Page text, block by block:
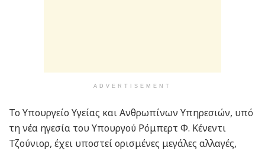
ADVERTISEMENT
Το Υπουργείο Υγείας και Ανθρωπίνων Υπηρεσιών, υπό
τη νέα ηγεσία του Υπουργού Ρόμπερτ Φ. Κένεντι
Τζούνιορ, έχει υποστεί ορισμένες μεγάλες αλλαγές,